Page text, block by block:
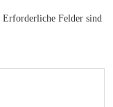
Erforderliche Felder sind